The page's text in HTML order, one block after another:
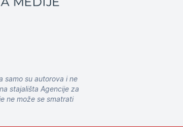
samo su autorova i ne
stajališta Agencije za
ne može se smatrati